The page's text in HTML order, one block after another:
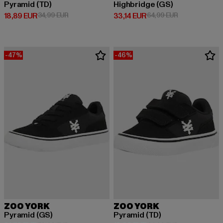
Pyramid (TD)
18,89 EUR
Derzeitiger Preis: 18,89 EUR
34,99 EURAktionspreis: 34,99 EUR
Highbridge (GS)
33,14 EUR
Derzeitiger Preis: 33,14 EUR
64,99 EURAktionspreis:
-47%
ZOO YORK
Pyramid (GS)
-46%
ZOO YORK
Pyramid (TD)